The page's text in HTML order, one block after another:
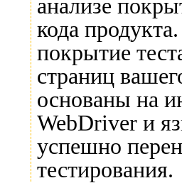
анализе
кода
покрытие
страниц
основаны на
WebDriver и
успешно
тестирования.